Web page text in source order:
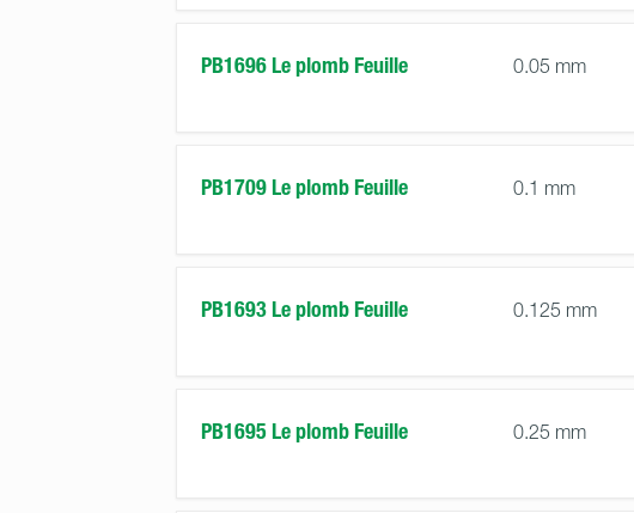
PB1696 Le plomb Feuille 0.05 mm
PB1709 Le plomb Feuille 0.1 mm
PB1693 Le plomb Feuille 0.125 mm
PB1695 Le plomb Feuille 0.25 mm